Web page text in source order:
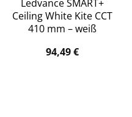
Ledvance SMART+
Ceiling White Kite CCT
410 mm – weiß
94,49€